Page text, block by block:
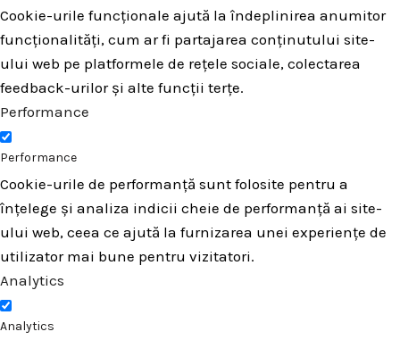
Cookie-urile funcționale ajută la îndeplinirea anumitor
funcționalități, cum ar fi partajarea conținutului site-
ului web pe platformele de rețele sociale, colectarea
feedback-urilor și alte funcții terțe.
Performance
Performance
Cookie-urile de performanță sunt folosite pentru a
înțelege și analiza indicii cheie de performanță ai site-
ului web, ceea ce ajută la furnizarea unei experiențe de
utilizator mai bune pentru vizitatori.
Analytics
Analytics